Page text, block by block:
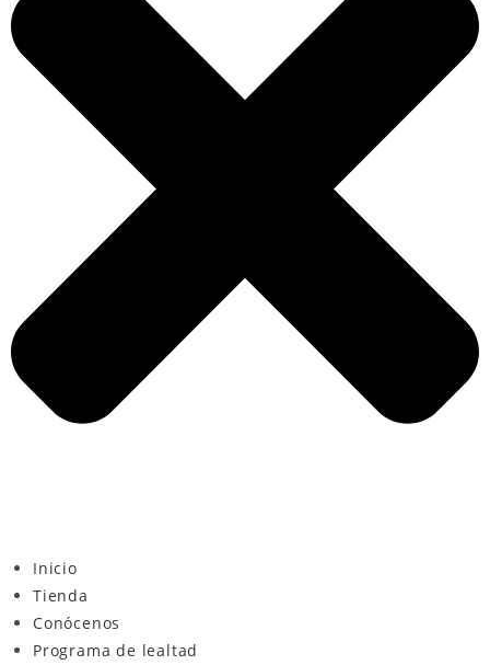
Inicio
Tienda
Conócenos
Programa de lealtad